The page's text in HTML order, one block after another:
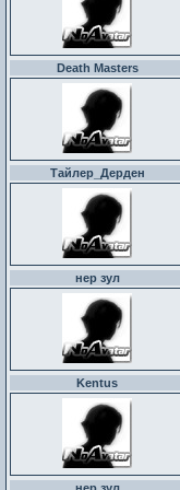
Death Masters
Тайлер_Дерден
нер зул
Kentus